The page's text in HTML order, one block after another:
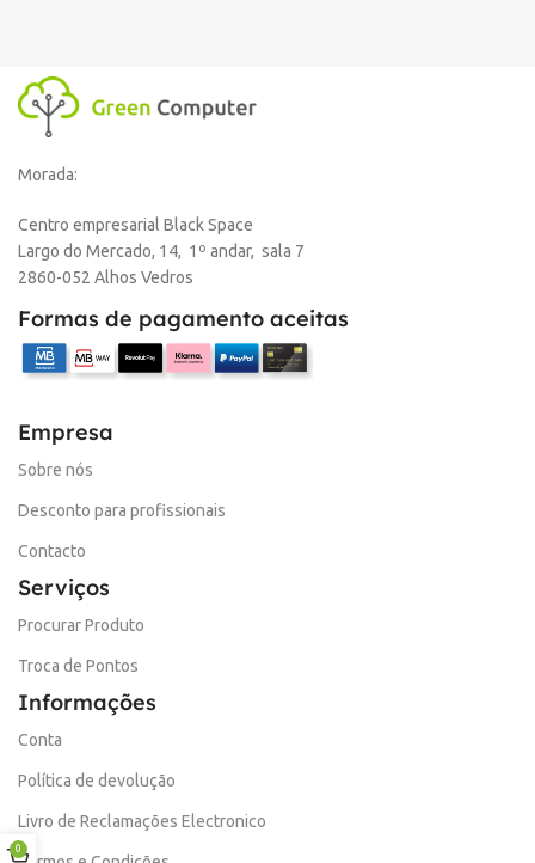
Morada:
Centro empresarial Black Space
Largo do Mercado, 14, 1º andar, sala 7
2860-052 Alhos Vedros
Formas de pagamento aceitas
Empresa
Sobre nós
Desconto para profissionais
Contacto
Serviços
Procurar Produto
Troca de Pontos
Informações
Conta
Política de devolução
Livro de Reclamações Electronico
0